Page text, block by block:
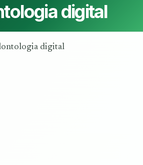
digital
digital